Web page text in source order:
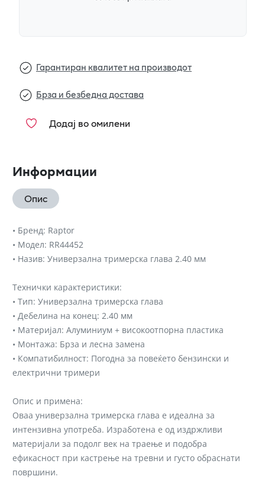
Гарантиран квалитет на производот
Брза и безбедна достава
Додај во омилени
Информации
Опис
• Бренд: Raptor
• Модел: RR44452
• Назив: Универзална тримерска глава 2.40 мм
Технички карактеристики:
• Тип: Универзална тримерска глава
• Дебелина на конец: 2.40 мм
• Материјал: Алуминиум + високоотпорна пластика
• Монтажа: Брза и лесна замена
• Компатибилност: Погодна за повеќето бензински и
електрични тримери
Опис и примена:
Оваа универзална тримерска глава е идеална за
интензивна употреба. Изработена е од издржливи
материјали за подолг век на траење и подобра
ефикасност при кастрење на тревни и густо обраснати
површини.